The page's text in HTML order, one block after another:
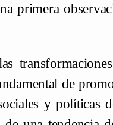
primera
de
y políticas